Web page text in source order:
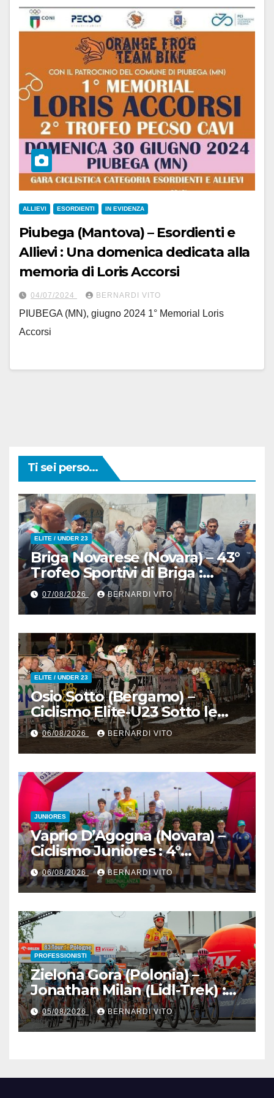
ALLIEVI ESORDIENTI IN EVIDENZA
Piubega (Mantova) – Esordienti e
Allievi : Una domenica dedicata alla
memoria di Loris Accorsi
04/07/2024 BERNARDI VITO
PIUBEGA (MN), giugno 2024 1° Memorial Loris
Accorsi
Ti sei perso...
ELITE / UNDER 23
Briga Novarese (Novara) – 43°
Trofeo Sportivi di Briga :
Nicolò Arrighetti è ancora lui
il Re del Muro di San
Colombano
07/08/2026 BERNARDI VITO
ELITE / UNDER 23
Osio Sotto (Bergamo) –
Ciclismo Elite-U23 Sotto le
Stelle : Kevin Bertoncelli (SC
Padovani-Polo Cherry Bank)
su Andrea Biancalani
(Beltrami TSA Tre Colli)
06/08/2026 BERNARDI VITO
JUNIORES
Vaprio D’Agogna (Novara) –
Ciclismo Juniores : 4°
Memorial Pippo Fallarini al
valsusano Graziano Paolo
Marangon (Team Guerrini –
Senaghese)
06/08/2026 BERNARDI VITO
PROFESSIONISTI
Zielona Gora (Polonia) –
Jonathan Milan (Lidl-Trek) :
Vince la terza tappa di
seguito e in maglia gialla
all’83° Giro di Polonia
05/08/2026 BERNARDI VITO